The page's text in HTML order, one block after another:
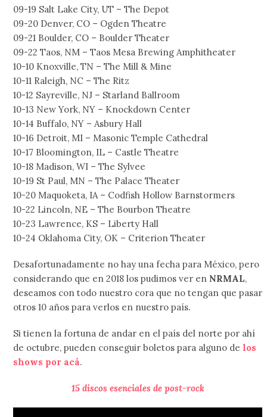
09-19 Salt Lake City, UT – The Depot
09-20 Denver, CO – Ogden Theatre
09-21 Boulder, CO – Boulder Theater
09-22 Taos, NM – Taos Mesa Brewing Amphitheater
10-10 Knoxville, TN – The Mill & Mine
10-11 Raleigh, NC – The Ritz
10-12 Sayreville, NJ – Starland Ballroom
10-13 New York, NY – Knockdown Center
10-14 Buffalo, NY – Asbury Hall
10-16 Detroit, MI – Masonic Temple Cathedral
10-17 Bloomington, IL – Castle Theatre
10-18 Madison, WI – The Sylvee
10-19 St Paul, MN – The Palace Theater
10-20 Maquoketa, IA – Codfish Hollow Barnstormers
10-22 Lincoln, NE – The Bourbon Theatre
10-23 Lawrence, KS – Liberty Hall
10-24 Oklahoma City, OK – Criterion Theater
Desafortunadamente no hay una fecha para México, pero
considerando que en 2018 los pudimos ver en NRMAL,
deseamos con todo nuestro cora que no tengan que pasar
otros 10 años para verlos en nuestro país.
Si tienen la fortuna de andar en el país del norte por ahí
de octubre, pueden conseguir boletos para alguno de los
shows por acá.
15 discos esenciales de post-rock